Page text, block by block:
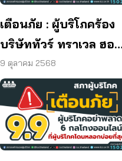
เตือนภัย : ผู้บริโภคร้อง
บริษัททัวร์ ทราเวล ฮอลิ
เดย์ ยุติกิจการ ไม่คืนเงิน
ผู้บริโภค
9 ตุลาคม 2568